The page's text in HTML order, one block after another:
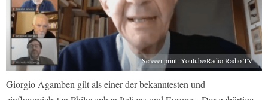
Screeenprint: Youtube/Radio Radio TV
Giorgio Agamben gilt als einer der bekanntesten und